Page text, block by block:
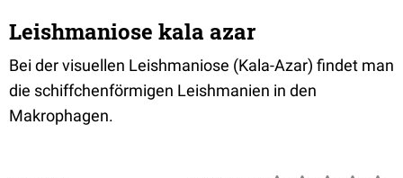
Leishmaniose kala azar
Bei der visuellen Leishmaniose (Kala-Azar) findet man
die schiffchenförmigen Leishmanien in den
Makrophagen.